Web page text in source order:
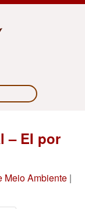
– EI por
Meio Ambiente |